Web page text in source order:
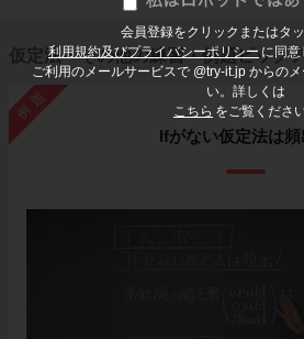
会員登録をクリックまたはタッ
利用規約及びプライバシーポリシー に同
ご利用のメールサービスで @try-it.jp からの
い。詳しくは
こちら をご覧ください
仮定法・その他の練習・例題ピック
例題
Ifがない仮定法は頻